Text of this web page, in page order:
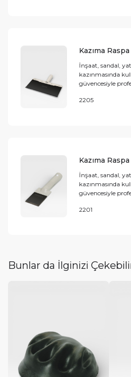
Kazıma
İnşaat, sandal,
kazınmasında
güvencesiyle
2205
Kazıma
İnşaat, sandal,
kazınmasında
güvencesiyle
2201
Bunlar da İlginizi